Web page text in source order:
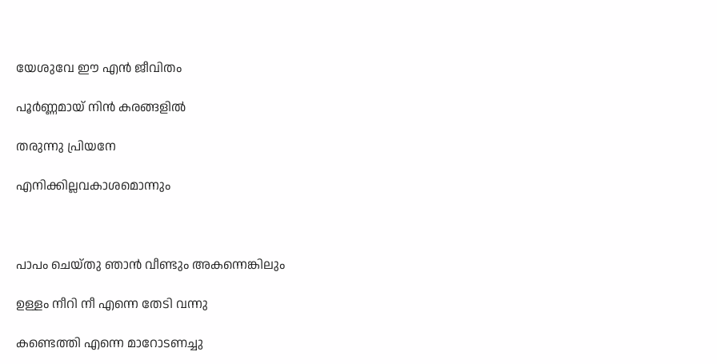
യേശുവേ ഈ എന്‍ ജീവിതം
പൂര്‍ണ്ണമായ് നിന്‍ കരങ്ങളില്‍
തരുന്നു പ്രിയനേ
എനിക്കില്ലവകാശമൊന്നും
പാപം ചെയ്തു ഞാന്‍ വീണ്ടും അകന്നെങ്കിലും
ഉള്ളം നീറി നീ എന്നെ തേടി വന്നു
കണ്ടെത്തി എന്നെ മാറോടണച്ചു